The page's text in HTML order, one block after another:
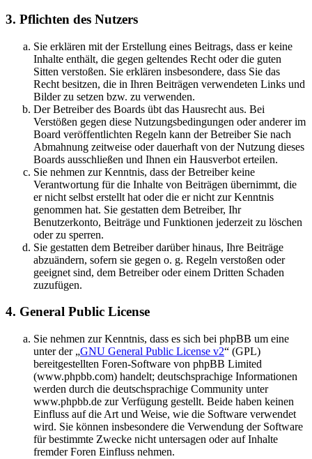
3. Pflichten des Nutzers
Sie erklären mit der Erstellung eines Beitrags, dass er keine
Inhalte enthält, die gegen geltendes Recht oder die guten
Sitten verstoßen. Sie erklären insbesondere, dass Sie das
Recht besitzen, die in Ihren Beiträgen verwendeten Links und
Bilder zu setzen bzw. zu verwenden.
Der Betreiber des Boards übt das Hausrecht aus. Bei
Verstößen gegen diese Nutzungsbedingungen oder anderer im
Board veröffentlichten Regeln kann der Betreiber Sie nach
Abmahnung zeitweise oder dauerhaft von der Nutzung dieses
Boards ausschließen und Ihnen ein Hausverbot erteilen.
Sie nehmen zur Kenntnis, dass der Betreiber keine
Verantwortung für die Inhalte von Beiträgen übernimmt, die
er nicht selbst erstellt hat oder die er nicht zur Kenntnis
genommen hat. Sie gestatten dem Betreiber, Ihr
Benutzerkonto, Beiträge und Funktionen jederzeit zu löschen
oder zu sperren.
Sie gestatten dem Betreiber darüber hinaus, Ihre Beiträge
abzuändern, sofern sie gegen o. g. Regeln verstoßen oder
geeignet sind, dem Betreiber oder einem Dritten Schaden
zuzufügen.
4. General Public License
Sie nehmen zur Kenntnis, dass es sich bei phpBB um eine
unter der „GNU General Public License v2“ (GPL)
bereitgestellten Foren-Software von phpBB Limited
(www.phpbb.com) handelt; deutschsprachige Informationen
werden durch die deutschsprachige Community unter
www.phpbb.de zur Verfügung gestellt. Beide haben keinen
Einfluss auf die Art und Weise, wie die Software verwendet
wird. Sie können insbesondere die Verwendung der Software
für bestimmte Zwecke nicht untersagen oder auf Inhalte
fremder Foren Einfluss nehmen.